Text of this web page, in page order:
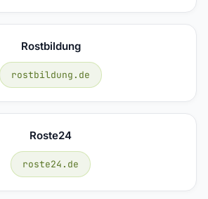
Rostbildung
rostbildung.de
Roste24
roste24.de